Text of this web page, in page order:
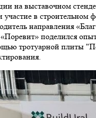
на выставочном
участие в строительном
направления
поделился
тротуарной плиты